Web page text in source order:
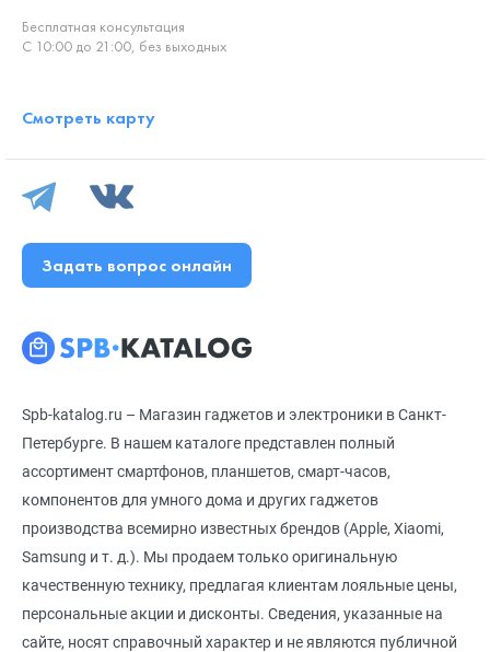
Spb-katalog.ru – Магазин гаджетов и электроники в Санкт-
Петербурге. В нашем каталоге представлен полный
ассортимент смартфонов, планшетов, смарт-часов,
компонентов для умного дома и других гаджетов
производства всемирно известных брендов (Apple, Xiaomi,
Samsung и т. д.). Мы продаем только оригинальную
качественную технику, предлагая клиентам лояльные цены,
персональные акции и дисконты. Сведения, указанные на
сайте, носят справочный характер и не являются публичной
Бесплатная консультация
С 10:00 до 21:00, без выходных
Смотреть карту
Задать вопрос онлайн